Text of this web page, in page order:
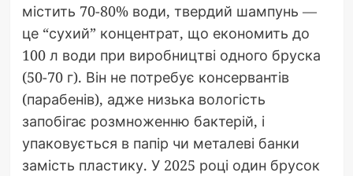
містить 70-80% води, твердий шампунь —
це “сухий” концентрат, що економить до
100 л води при виробництві одного бруска
(50-70 г). Він не потребує консервантів
(парабенів), адже низька вологість
запобігає розмноженню бактерій, і
упаковується в папір чи металеві банки
замість пластику. У 2025 році один брусок